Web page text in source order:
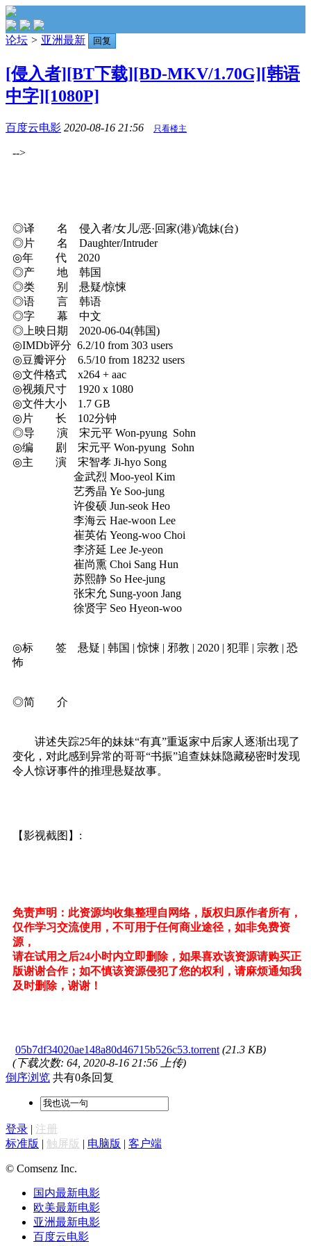
论坛 > 亚洲最新 回复
[侵入者][BT下载][BD-MKV/1.70G][韩语
中字][1080P]
百度云电影 2020-08-16 21:56 只看楼主
-->
◎译 名 侵入者/女儿/恶·回家(港)/诡妹(台)
◎片 名 Daughter/Intruder
◎年 代 2020
◎产 地 韩国
◎类 别 悬疑/惊悚
◎语 言 韩语
◎字 幕 中文
◎上映日期 2020-06-04(韩国)
◎IMDb评分 6.2/10 from 303 users
◎豆瓣评分 6.5/10 from 18232 users
◎文件格式 x264 + aac
◎视频尺寸 1920 x 1080
◎文件大小 1.7 GB
◎片 长 102分钟
◎导 演 宋元平 Won-pyung Sohn
◎编 剧 宋元平 Won-pyung Sohn
◎主 演 宋智孝 Ji-hyo Song
金武烈 Moo-yeol Kim
艺秀晶 Ye Soo-jung
许俊硕 Jun-seok Heo
李海云 Hae-woon Lee
崔英佑 Yeong-woo Choi
李济延 Lee Je-yeon
崔尚熏 Choi Sang Hun
苏熙静 So Hee-jung
张宋允 Sung-yoon Jang
徐贤宇 Seo Hyeon-woo
◎标 签 悬疑 | 韩国 | 惊悚 | 邪教 | 2020 | 犯罪 | 宗教 | 恐
怖
◎简 介
讲述失踪25年的妹妹“有真”重返家中后家人逐渐出现了
变化，对此感到异常的哥哥“书振”追查妹妹隐藏秘密时发现
令人惊讶事件的推理悬疑故事。
【影视截图】:
免责声明：此资源均收集整理自网络，版权归原作者所有，
仅作学习交流使用，不可用于任何商业途径，如非免费资
源，
请在试用之后24小时内立即删除，如果喜欢该资源请购买正
版谢谢合作；如不慎该资源侵犯了您的权利，请麻烦通知我
及时删除，谢谢！
05b7df34020ae148a80d46715b526c53.torrent (21.3 KB)
(下载次数: 64, 2020-8-16 21:56 上传)
倒序浏览 共有0条回复
登录 | 注册
标准版 | 触屏版 | 电脑版 | 客户端
© Comsenz Inc.
国内最新电影
欧美最新电影
亚洲最新电影
百度云电影